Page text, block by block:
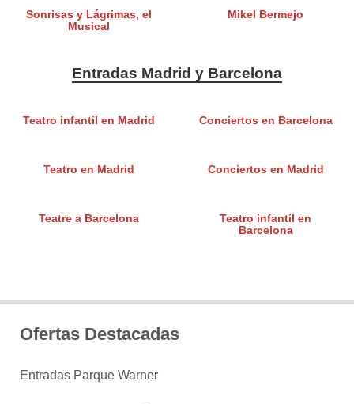
Sonrisas y Lágrimas, el
Musical
Mikel Bermejo
Entradas Madrid y Barcelona
Teatro infantil en Madrid Conciertos en Barcelona
Teatro en Madrid Conciertos en Madrid
Teatre a Barcelona
Teatro infantil en
Barcelona
Ofertas Destacadas
Entradas Parque Warner